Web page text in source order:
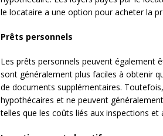
le locataire a une option pour acheter la
Prêts personnels
Les prêts personnels peuvent également
sont généralement plus faciles à obtenir
de documents supplémentaires.
hypothécaires et ne peuvent
telles que les coûts liés aux inspections et